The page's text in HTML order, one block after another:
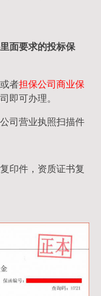
面要求的投标保
或者担保公司商业保
即可办理。
司营业执照扫描件
印件，资质证书复